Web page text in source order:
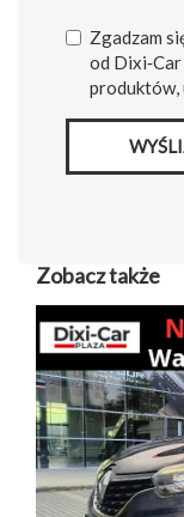
Zgadzam
od
produktów,
Zobacz także